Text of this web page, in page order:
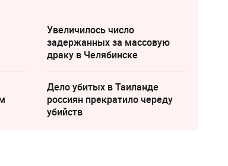
Увеличилось число
задержанных за массовую
драку в Челябинске
Дело убитых в Таиланде
россиян прекратило череду
убийств